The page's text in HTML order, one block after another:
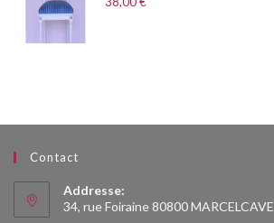
Contact
Addresse:
34, rue Foiraine 80800 MARCELCAVE